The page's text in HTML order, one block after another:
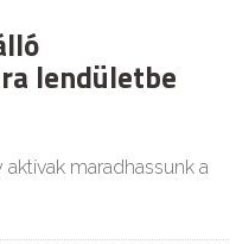
lendületbe
maradhassunk a